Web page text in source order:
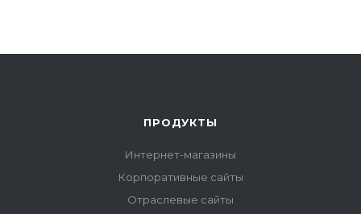
ПРОДУКТЫ
Интернет-магазины
Корпоративные сайты
Отраслевые сайты